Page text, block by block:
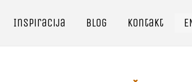
Inspiracija Blog Kontakt